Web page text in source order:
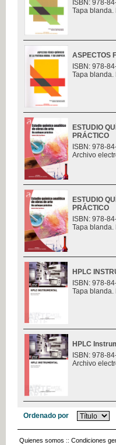
ISBN: 978-
Tapa blanda.
ASPECTOS
ISBN: 978-
Tapa blanda.
ESTUDIO
PRÁCTICO
ISBN: 978-
Archivo
ESTUDIO
PRÁCTICO
ISBN: 978-
Tapa blanda.
HPLC
ISBN: 978-
Tapa blanda.
HPLC
ISBN: 978-
Archivo
Ordenado por
Quienes somos :: Condiciones